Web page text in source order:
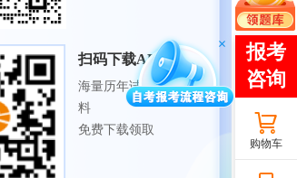
扫码下载APP
海量历年试题、备考资
料
免费下载领取
购物车